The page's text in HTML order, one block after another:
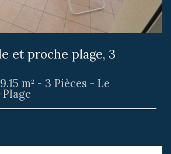
et proche plage, 3
m² - 3 Pièces - Le